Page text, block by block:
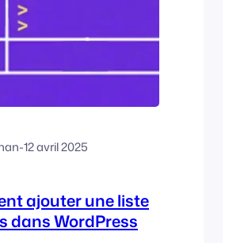
-12 avril 2025
ajouter une liste
dans WordPress